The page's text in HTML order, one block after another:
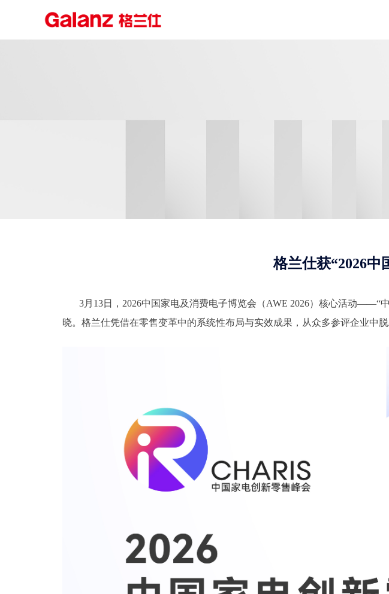
格兰仕获“2026中
3月13日，2026中国家电及消费电子博览会（AWE 2026）核心活动——“
晓。格兰仕凭借在零售变革中的系统性布局与实效成果，从众多参评企业中脱